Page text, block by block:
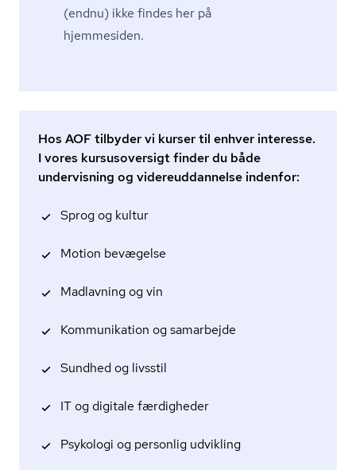
(endnu) ikke findes her på
hjemmesiden.
Hos AOF tilbyder vi kurser til enhver interesse.
I vores kursusoversigt finder du både
undervisning og videreuddannelse indenfor:
Sprog og kultur
Motion bevægelse
Madlavning og vin
Kommunikation og samarbejde
Sundhed og livsstil
IT og digitale færdigheder
Psykologi og personlig udvikling